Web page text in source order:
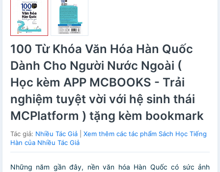
100 Từ Khóa Văn Hóa Hàn Quốc
Dành Cho Người Nước Ngoài (
Học kèm APP MCBOOKS - Trải
nghiệm tuyệt vời với hệ sinh thái
MCPlatform ) tặng kèm bookmark
Tác giả: Nhiều Tác Giả
Xem thêm các tác phẩm Sách Học Tiếng
Hàn của Nhiều Tác Giả
Những năm gần đây, nền văn hóa Hàn Quốc có sức ảnh